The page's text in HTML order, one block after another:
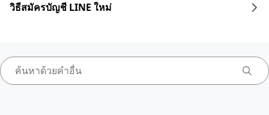
วิธีสมัครบัญชี LINE ใหม่